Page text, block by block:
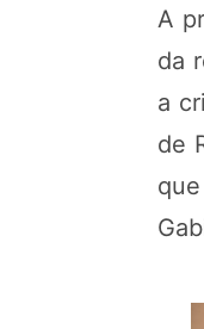
A
da
a
de